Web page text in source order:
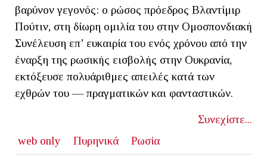
βαρύνον γεγονός: ο ρώσος πρόεδρος Βλαντίμιρ
Πούτιν, στη δίωρη ομιλία του στην Ομοσπονδιακή
Συνέλευση επ’ ευκαιρία του ενός χρόνου από την
έναρξη της ρωσικής εισβολής στην Ουκρανία,
εκτόξευσε πολυάριθμες απειλές κατά των
εχθρών του — πραγματικών και φανταστικών.
Συνεχίστε...
web only
Πυρηνικά Ρωσία